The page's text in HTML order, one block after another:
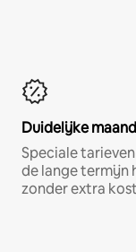
Duidelijke
Speciale
de lange termijn
zonder extra